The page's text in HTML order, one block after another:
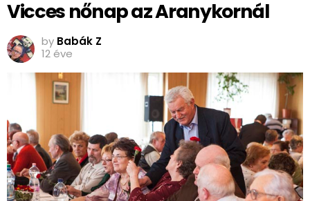
Vicces nőnap az Aranykornál
by Babák Z
12 éve